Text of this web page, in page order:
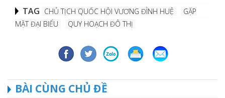
TAG CHỦ TỊCH QUỐC HỘI VƯƠNG ĐÌNH HUỆ
GẶP
MẶT ĐẠI BIỂU
QUY HOẠCH ĐÔ THỊ
BÀI CÙNG CHỦ ĐỀ